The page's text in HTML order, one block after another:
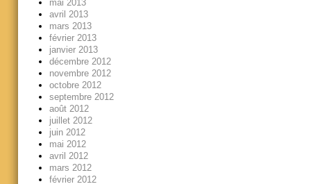
mai 2013
avril 2013
mars 2013
février 2013
janvier 2013
décembre 2012
novembre 2012
octobre 2012
septembre 2012
août 2012
juillet 2012
juin 2012
mai 2012
avril 2012
mars 2012
février 2012